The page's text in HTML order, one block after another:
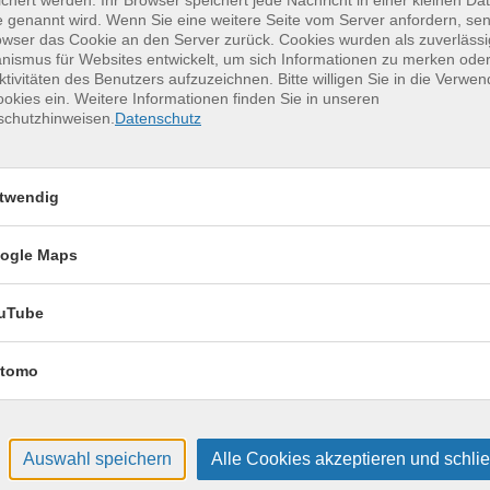
für unvergessliche
17 Keramik kennenlernen
09:30 – 12:30 Uhr
genannt wird. Wenn Sie eine weitere Seite vom Server anfordern,
das Cookie an den Server zurück. Cookies wurden als
für Websites entwickelt, um sich Informationen zu merken
des Benutzers aufzuzeichnen. Bitte willigen Sie in die
ein. Weitere Informationen finden Sie in unseren
Datenschutz
Maps
Auswahl speichern Alle Cookies akzeptieren und